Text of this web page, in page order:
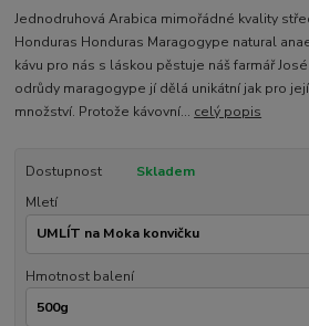
Jednodruhová Arabica mimořádné kvality
Honduras Honduras Maragogype natural
kávu pro nás s láskou pěstuje náš farmář
odrůdy maragogype jí dělá unikátní jak pro
množství. Protože kávovní... celý popis
Dostupnost
Skladem
Mletí
Hmotnost balení